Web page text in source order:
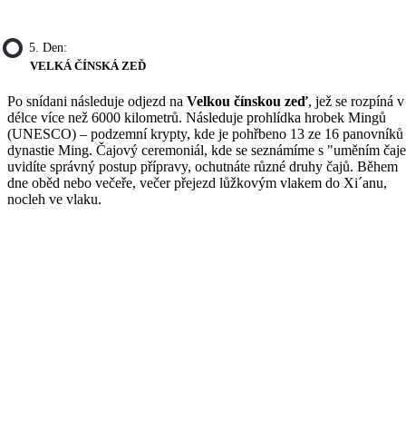
5. Den:
VELKÁ ČÍNSKÁ ZEĎ
Po snídani následuje odjezd na Velkou čínskou zeď, jež se rozpíná v
délce více než 6000 kilometrů. Následuje prohlídka hrobek Mingů
(UNESCO) – podzemní krypty, kde je pohřbeno 13 ze 16 panovníků
dynastie Ming. Čajový ceremoniál, kde se seznámíme s "uměním
uvidíte správný postup přípravy, ochutnáte různé druhy čajů. Během
dne oběd nebo večeře, večer přejezd lůžkovým vlakem do Xi´anu,
nocleh ve vlaku.